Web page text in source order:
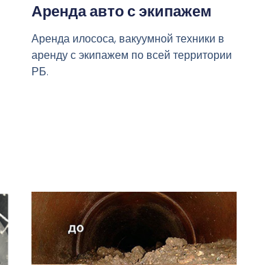
Аренда авто с экипажем
Аренда илососа, вакуумной техники в
аренду с экипажем по всей территории
РБ.